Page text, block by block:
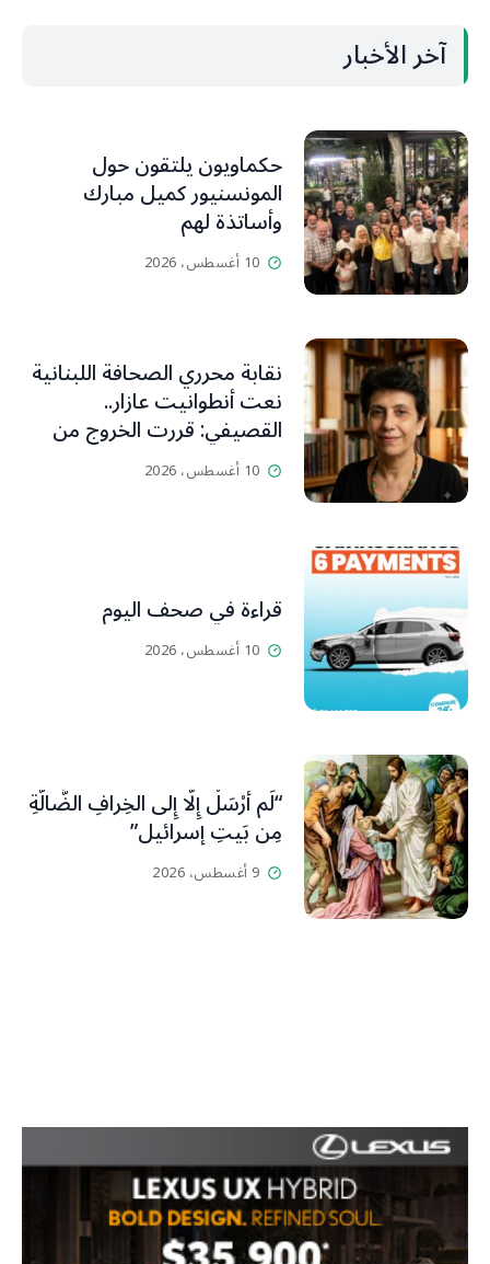
آخر الأخبار
حكماويون يلتقون حول
المونسنيور كميل مبارك
وأساتذة لهم
10 أغسطس، 2026
نقابة محرري الصحافة اللبنانية
نعت أنطوانيت عازار..
القصيفي: قررت الخروج من
عزلتها والإنطلاق إلى عالم
أفضل ينسيها ما سامته من
10 أغسطس، 2026
قراءة في صحف اليوم
10 أغسطس، 2026
“لَم أُرْسَلْ إِلَّا إِلى الخِرافِ الضَّالَّةِ
مِن بَيتِ إسرائيل”
9 أغسطس، 2026